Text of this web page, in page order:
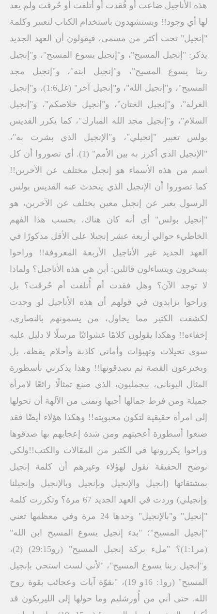
هذه الأناجيل ضاعت أو فُقدت أو أُتلفت أو حُرقت ولم يعد
لها أي وجود!! ويستشهدون باستخدام الكتاب لتعبير وكلمة
"إنجيل" تحت أكثر من مسمى، فيقولون أن العهد الجديد
يذكر: "إنجيل المسيح"، و"إنجيل يسوع المسيح"، و"إنجيل
ربنا يسوع المسيح"، و"إنجيل ابنه"، و"إنجيل مجد
المسيح"، و"إنجيل الله"، و"إنجيل آخر" (غل1:6)، و"إنجيل
الغرلة"، و"إنجيل الختان"، و"إنجيل خلاصكم"، و"إنجيل
السلام"، و"إنجيل مجد الله المبارك"، كما يكرر القديس
بولس تعبير "إنجيلي"، و"الإنجيل الذي بشرت به"،
"الإنجيل الذي أكرز به بين الأمم" (1). أي تصوروا أن كل
اسم من هذه الأسماء هو إنجيل مختلف عن الآخرين!!
كما تصوروا أن الإنجيل الذي يتحدث عنه القديس بولس
الرسول يعبر عن إنجيل معين يختلف عن الآخرين، هو
"إنجيل بولس" أي أنه كان هناك، بحسب هذا الفهم
الخاطيء حوالي أربعة عشر إنجيلا على الأقل مذكورًا في
العهد الجديد غير الأناجيل الأربعة المعروفة!! وراحوا
يسخرون ويتساءلون قائلين: أين هي هذه الأناجيل؟ ولماذا
لا توجد الآن؟ وهل فقدت أم أُتلفت أم حُرقت؟ بل
وراحوا يزايدون في قولهم أن هذه الأناجيل لو وجدت
لكشفت الكثير مما يحاول، من يسمونهم بالنصارى،
إخفاءه!! وهكذا يقولون كلامًا عشوائيًا مرسلًا لا دليل عليه
سوى تخيلات وتهيؤات وأماني كاذبة وأحلام يقظة، بل
ويخترعون القصة ثم يصدقونها!! وهذا يذكرني بأسطورة
المثال اليوناني، بيجمليون، الذي صنع تمثالًا رائعًا لامرأة
جميلة ومن فرط جمالها أحبها وتمنى من الآلهة أن تحولها
إلى امرأة حقيقية لتكون محبوبته!! وهكذا هؤلاء أيضًا فقد
صنعوا أسطورة أعجبتهم ومن شدة إعجابهم بها صدقوها
وراحوا يكررونها في الكثير من المقالات والكتب!!ولكي
نوضح الحقيقة نقول لهؤلاء وغيرهم أن كلمة إنجيل
بمشتقاتها (إنجيل والإنجيل وبإنجيل وبالإنجيل وإنجيلنا
وإنجيلي) وردت في العهد الجديد 67 مرة؟ وتكررت كلمة
"إنجيل" و"بالإنجيل" وحدها 24 مرة وفي معظمها تعني
"إنجيل المسيح"؛ "بدء إنجيل يسوع المسيح ابن الله"
(مر1:1)؟ "ملء بركة إنجيل المسيح" (رو29:15) (2)،
و"إنجيل ربنا يسوع المسيح"، "لأني لست استحي بإنجيل
المسيح" (رو1: 16و 19)، "بقوّة آيات وعجائب بقوة روح
الله. حتى أني من أُورشليم وما حولها إلى الليريكون قد